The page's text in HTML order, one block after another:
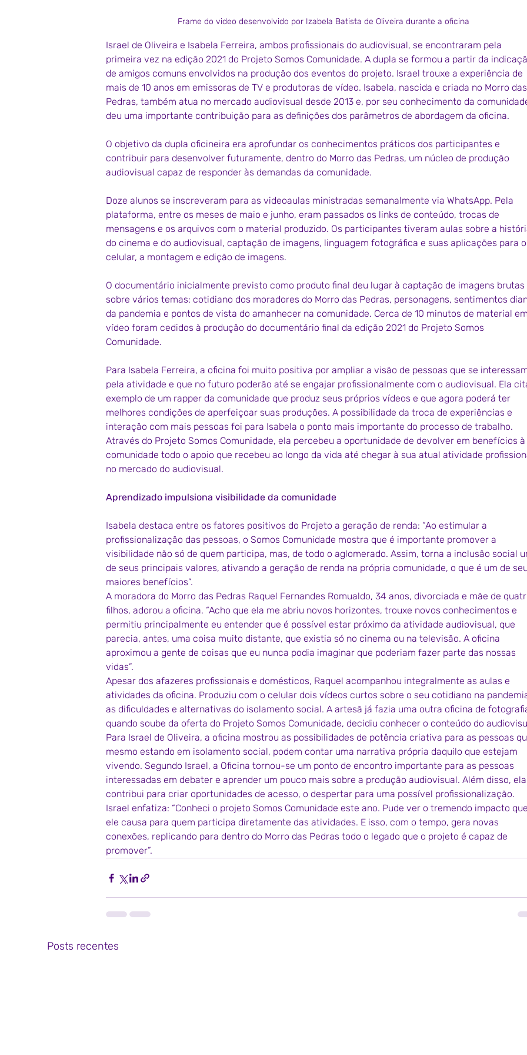
Frame do video desenvolvido por Izabela Batista de Oliveira durante a oficina
Israel de Oliveira e Isabela Ferreira, ambos profissionais do audiovisual, se encontraram pela
primeira vez na edição 2021 do Projeto Somos Comunidade. A dupla se formou a partir da
de amigos comuns envolvidos na produção dos eventos do projeto. Israel trouxe a experiência de
mais de 10 anos em emissoras de TV e produtoras de vídeo. Isabela, nascida e criada no Morro das
Pedras, também atua no mercado audiovisual desde 2013 e, por seu conhecimento da
deu uma importante contribuição para as definições dos parâmetros de abordagem da oficina.
O objetivo da dupla oficineira era aprofundar os conhecimentos práticos dos participantes e
contribuir para desenvolver futuramente, dentro do Morro das Pedras, um núcleo de produção
audiovisual capaz de responder às demandas da comunidade.
Doze alunos se inscreveram para as videoaulas ministradas semanalmente via WhatsApp. Pela
plataforma, entre os meses de maio e junho, eram passados os links de conteúdo, trocas de
mensagens e os arquivos com o material produzido. Os participantes tiveram aulas sobre a
do cinema e do audiovisual, captação de imagens, linguagem fotográfica e suas aplicações para o
celular, a montagem e edição de imagens.
O documentário inicialmente previsto como produto final deu lugar à captação de imagens brutas
sobre vários temas: cotidiano dos moradores do Morro das Pedras, personagens, sentimentos
da pandemia e pontos de vista do amanhecer na comunidade. Cerca de 10 minutos de material em
vídeo foram cedidos à produção do documentário final da edição 2021 do Projeto Somos
Comunidade.
Para Isabela Ferreira, a oficina foi muito positiva por ampliar a visão de pessoas que se
pela atividade e que no futuro poderão até se engajar profissionalmente com o audiovisual. Ela
exemplo de um rapper da comunidade que produz seus próprios vídeos e que agora poderá ter
melhores condições de aperfeiçoar suas produções. A possibilidade da troca de experiências e
interação com mais pessoas foi para Isabela o ponto mais importante do processo de trabalho.
Através do Projeto Somos Comunidade, ela percebeu a oportunidade de devolver em benefícios à
comunidade todo o apoio que recebeu ao longo da vida até chegar à sua atual atividade
no mercado do audiovisual.
Aprendizado impulsiona visibilidade da comunidade
Isabela destaca entre os fatores positivos do Projeto a geração de renda: “Ao estimular a
profissionalização das pessoas, o Somos Comunidade mostra que é importante promover a
visibilidade não só de quem participa, mas, de todo o aglomerado. Assim, torna a inclusão social
de seus principais valores, ativando a geração de renda na própria comunidade, o que é um de
maiores benefícios”.
A moradora do Morro das Pedras Raquel Fernandes Romualdo, 34 anos, divorciada e mãe de
filhos, adorou a oficina. “Acho que ela me abriu novos horizontes, trouxe novos conhecimentos e
permitiu principalmente eu entender que é possível estar próximo da atividade audiovisual, que
parecia, antes, uma coisa muito distante, que existia só no cinema ou na televisão. A oficina
aproximou a gente de coisas que eu nunca podia imaginar que poderiam fazer parte das nossas
vidas”.
Apesar dos afazeres profissionais e domésticos, Raquel acompanhou integralmente as aulas e
atividades da oficina. Produziu com o celular dois vídeos curtos sobre o seu cotidiano na
as dificuldades e alternativas do isolamento social. A artesã já fazia uma outra oficina de
quando soube da oferta do Projeto Somos Comunidade, decidiu conhecer o conteúdo do
Para Israel de Oliveira, a oficina mostrou as possibilidades de potência criativa para as pessoas
mesmo estando em isolamento social, podem contar uma narrativa própria daquilo que estejam
vivendo. Segundo Israel, a Oficina tornou-se um ponto de encontro importante para as pessoas
interessadas em debater e aprender um pouco mais sobre a produção audiovisual. Além disso, ela
contribui para criar oportunidades de acesso, o despertar para uma possível profissionalização.
Israel enfatiza: “Conheci o projeto Somos Comunidade este ano. Pude ver o tremendo impacto que
ele causa para quem participa diretamente das atividades. E isso, com o tempo, gera novas
conexões, replicando para dentro do Morro das Pedras todo o legado que o projeto é capaz de
promover”.
Posts recentes